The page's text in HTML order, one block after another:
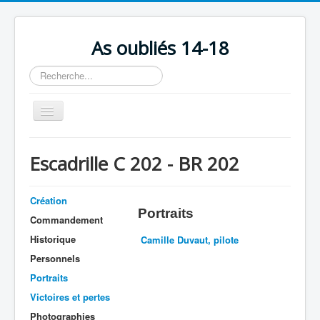
As oubliés 14-18
Rechercher
Basculer
la
Chronologie
Escadrilles
Organisation
Avions
Formation
Doctrines
Escadrille C 202 - BR 202
Création
Commandement
Historique
Personnels
Portraits
Victoires et pertes
Photographies
Portraits
Camille Duvaut, pilote